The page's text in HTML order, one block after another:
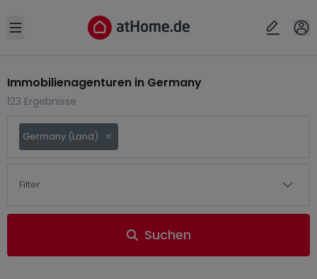
Open sidebar
Immobilienagenturen in Germany
123 Ergebnisse
Germany (Land)
Filter
Suchen